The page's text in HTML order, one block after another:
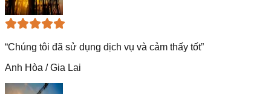
“Chúng tôi đã sử dụng dịch vụ và cảm thấy tốt”
Anh Hòa /Gia Lai